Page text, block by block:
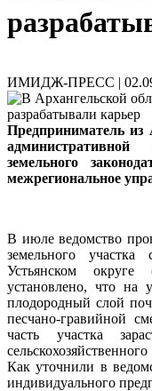
ИМИДЖ-ПРЕСС |
Предприниматель из
земельного
межрегиональное
В июле ведомство
земельного участка
Устьянском
установлено, что на
плодородный слой
песчано-гравийной
часть участка
Как уточнили в
индивидуального